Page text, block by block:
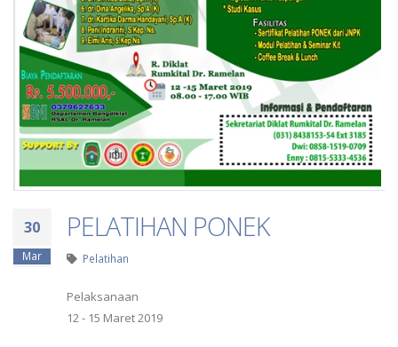
30
Mar
PELATIHAN PONEK
Pelatihan
Pelaksanaan
12 - 15 Maret 2019